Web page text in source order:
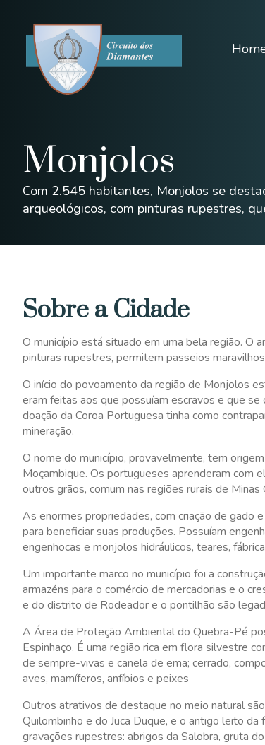
Monjolos
Com 2.545 habitantes, Monjolos se
arqueológicos, com pinturas rupestres,
Sobre a Cidade
O município está situado em uma bela região. O
pinturas rupestres, permitem passeios
O início do povoamento da região de Monjolos
eram feitas aos que possuíam escravos e que
doação da Coroa Portuguesa tinha como
mineração.
O nome do município, provavelmente, tem
Moçambique. Os portugueses aprenderam com
outros grãos, comum nas regiões rurais de
As enormes propriedades, com criação de gado
para beneficiar suas produções. Possuíam
engenhocas e monjolos hidráulicos, teares,
Um importante marco no município foi a
armazéns para o comércio de mercadorias e o
e do distrito de Rodeador e o pontilhão são
A Área de Proteção Ambiental do Quebra-Pé
Espinhaço. É uma região rica em flora silvestre
de sempre-vivas e canela de ema; cerrado,
aves, mamíferos, anfíbios e peixes
Outros atrativos de destaque no meio natural
Quilombinho e do Juca Duque, e o antigo leito
gravações rupestres: abrigos da Salobra, gruta